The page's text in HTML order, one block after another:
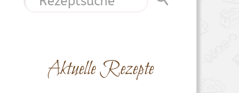
Aktuelle Rezepte